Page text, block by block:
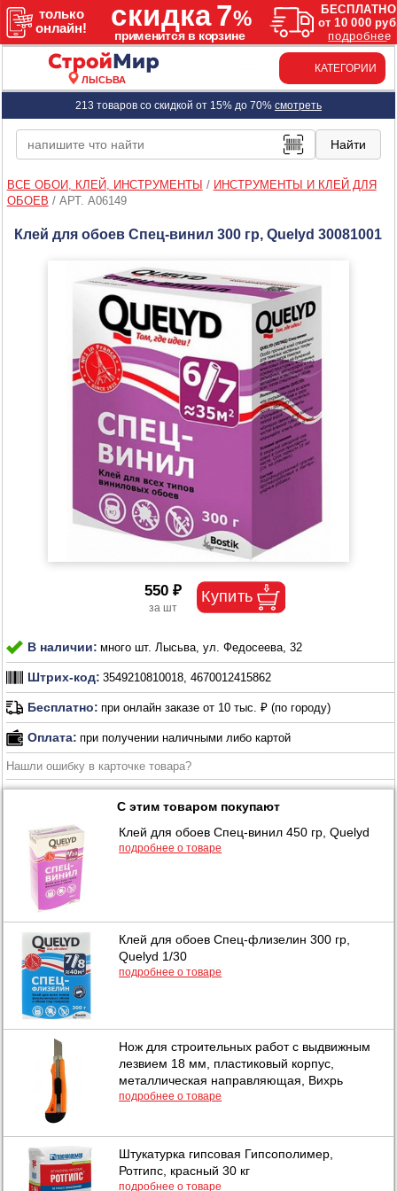
ЛЫСЬВА
КАТЕГОРИИ
213 товаров со скидкой от 15% до 70% смотреть
ВСЕ ОБОИ, КЛЕЙ, ИНСТРУМЕНТЫ / ИНСТРУМЕНТЫ И КЛЕЙ ДЛЯ
ОБОЕВ / АРТ. A06149
Клей для обоев Спец-винил 300 гр, Quelyd 30081001
550 ₽
В наличии: много шт. Лысьва, ул. Федосеева, 32
Штрих-код: 3549210810018, 4670012415862
Бесплатно: при онлайн заказе от 10 тыс. ₽ (по городу)
Оплата: при получении наличными либо картой
Нашли ошибку в карточке товара?
С этим товаром покупают
Клей для обоев Спец-винил 450 гр, Quelyd
подробнее о товаре
Клей для обоев Спец-флизелин 300 гр,
Quelyd 1/30
подробнее о товаре
Нож для строительных работ с выдвижным
лезвием 18 мм, пластиковый корпус,
металлическая направляющая, Вихрь
подробнее о товаре
Штукатурка гипсовая Гипсополимер,
Ротгипс, красный 30 кг
подробнее о товаре